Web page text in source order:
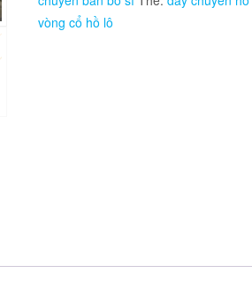
hồ
lô
vòng cổ hồ lô